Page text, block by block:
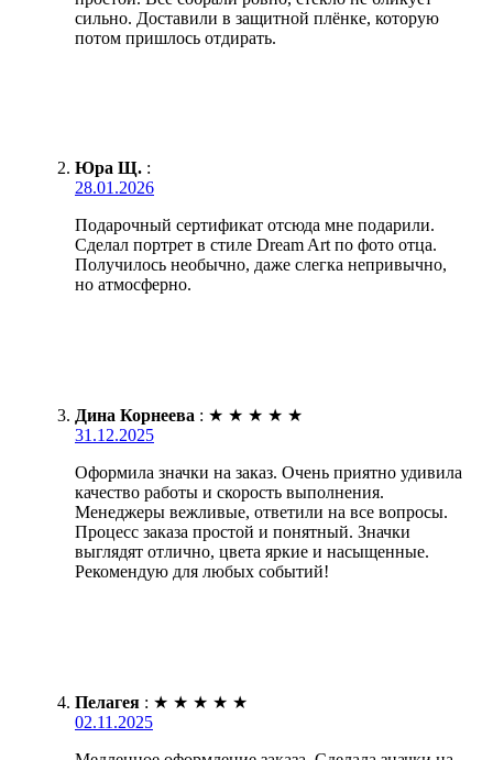
сильно. Доставили в защитной плёнке, которую
потом пришлось отдирать.
Юра Щ. :
28.01.2026
Подарочный сертификат отсюда мне подарили.
Сделал портрет в стиле Dream Art по фото отца.
Получилось необычно, даже слегка непривычно,
но атмосферно.
Дина Корнеева : ★ ★ ★ ★ ★
31.12.2025
Оформила значки на заказ. Очень приятно удивила
качество работы и скорость выполнения.
Менеджеры вежливые, ответили на все вопросы.
Процесс заказа простой и понятный. Значки
выглядят отлично, цвета яркие и насыщенные.
Рекомендую для любых событий!
Пелагея : ★ ★ ★ ★ ★
02.11.2025